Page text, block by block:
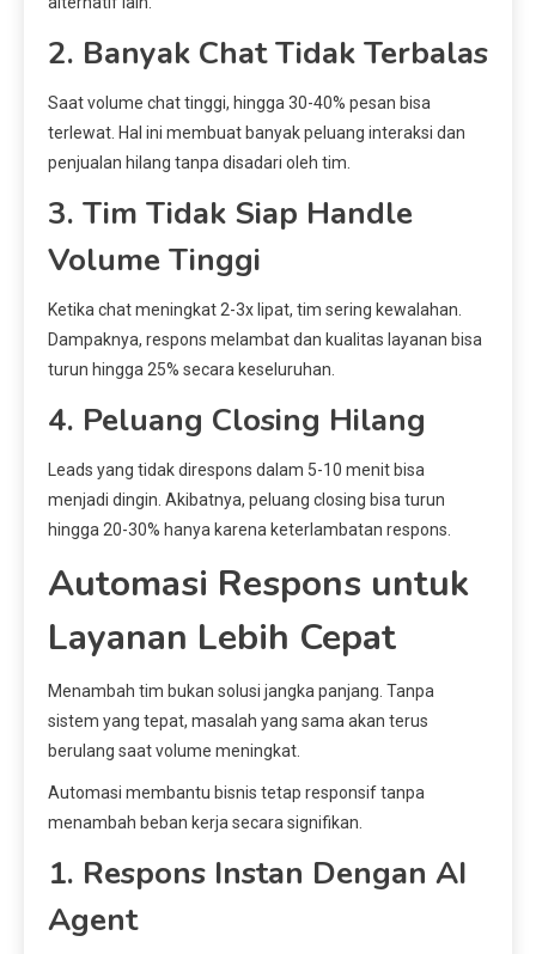
2. Banyak Chat Tidak Terbalas
Saat volume chat tinggi, hingga 30-40% pesan bisa
terlewat. Hal ini membuat banyak peluang interaksi dan
penjualan hilang tanpa disadari oleh tim.
3. Tim Tidak Siap Handle
Volume Tinggi
Ketika chat meningkat 2-3x lipat, tim sering kewalahan.
Dampaknya, respons melambat dan kualitas layanan bisa
turun hingga 25% secara keseluruhan.
4. Peluang Closing Hilang
Leads yang tidak direspons dalam 5-10 menit bisa
menjadi dingin. Akibatnya, peluang closing bisa turun
hingga 20-30% hanya karena keterlambatan respons.
Automasi Respons untuk
Layanan Lebih Cepat
Menambah tim bukan solusi jangka panjang. Tanpa
sistem yang tepat, masalah yang sama akan terus
berulang saat volume meningkat.
Automasi membantu bisnis tetap responsif tanpa
menambah beban kerja secara signifikan.
1. Respons Instan Dengan AI
Agent